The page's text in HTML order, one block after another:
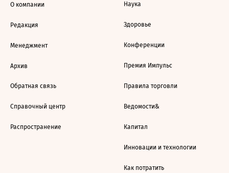
О компании
Редакция
Менеджмент
Архив
Обратная связь
Справочный центр
Распространение
Наука
Здоровье
Конференции
Премия Импульс
Правила торговли
Ведомости&
Капитал
Инновации и технологии
Как потратить